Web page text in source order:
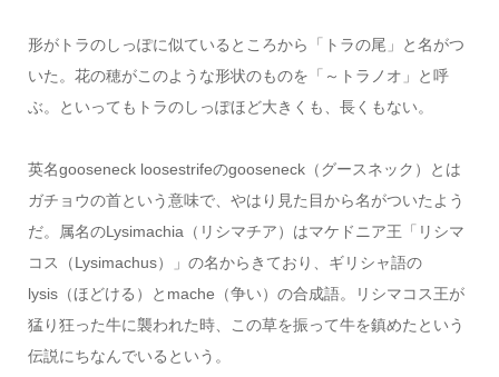
形がトラのしっぽに似ているところから「トラの尾」と名がつ
いた。花の穂がこのような形状のものを「～トラノオ」と呼
ぶ。といってもトラのしっぽほど大きくも、長くもない。
英名gooseneck loosestrifeのgooseneck（グースネック）とは
ガチョウの首という意味で、やはり見た目から名がついたよう
だ。属名のLysimachia（リシマチア）はマケドニア王「リシマ
コス（Lysimachus）」の名からきており、ギリシャ語の
lysis（ほどける）とmache（争い）の合成語。リシマコス王が
猛り狂った牛に襲われた時、この草を振って牛を鎮めたという
伝説にちなんでいるという。